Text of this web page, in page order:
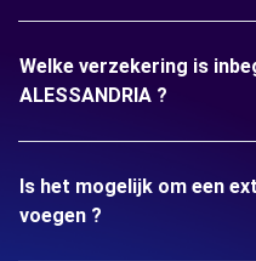
Welke verzekering is
ALESSANDRIA ?
Is het mogelijk om een
voegen ?